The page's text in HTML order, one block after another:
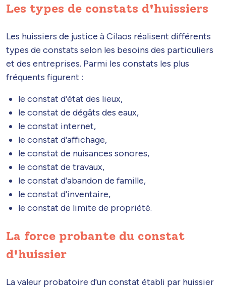
Les types de constats d'huissiers
Les huissiers de justice à Cilaos réalisent différents
types de constats selon les besoins des particuliers
et des entreprises. Parmi les constats les plus
fréquents figurent :
le constat d'état des lieux,
le constat de dégâts des eaux,
le constat internet,
le constat d'affichage,
le constat de nuisances sonores,
le constat de travaux,
le constat d'abandon de famille,
le constat d'inventaire,
le constat de limite de propriété.
La force probante du constat
d'huissier
La valeur probatoire d'un constat établi par huissier